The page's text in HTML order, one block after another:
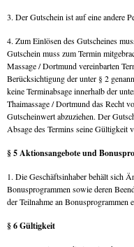
3. Der Gutschein ist auf eine andere
4. Zum Einlösen des Gutscheines
Gutschein muss zum Termin
Massage / Dortmund vereinbarten
Berücksichtigung der unter § 2
keine Terminabsage innerhalb der
Thaimassage / Dortmund das Recht
Gutscheinwert abzuziehen. Der
Absage des Termins seine Gültigkeit
§ 5 Aktionsangebote und
1. Die Geschäftsinhaber behält sich
Bonusprogrammen sowie deren
der Teilnahme an Bonusprogrammen
§ 6 Gültigkeit